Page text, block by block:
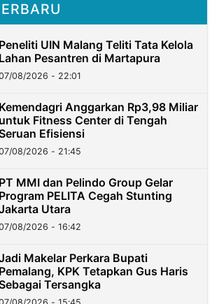
Peneliti UIN Malang Teliti Tata Kelola
Lahan Pesantren di Martapura
08/2026 - 22:01
Kemendagri Anggarkan Rp3,98 Miliar
untuk Fitness Center di Tengah
Efisiensi
08/2026 - 21:45
PT MMI dan Pelindo Group Gelar
Program PELITA Cegah Stunting
Utara
08/2026 - 16:42
Makelar Perkara Bupati
Pemalang, KPK Tetapkan Gus Haris
Tersangka